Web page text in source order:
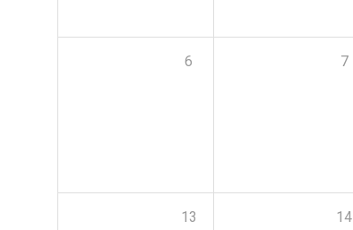
6 7
13 14